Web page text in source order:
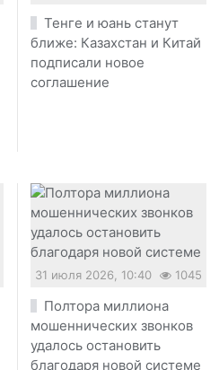
Тенге и юань станут
ближе: Казахстан и Китай
подписали новое
соглашение
31 июля 2026, 10:40 1045
Полтора миллиона
мошеннических звонков
удалось остановить
благодаря новой системе